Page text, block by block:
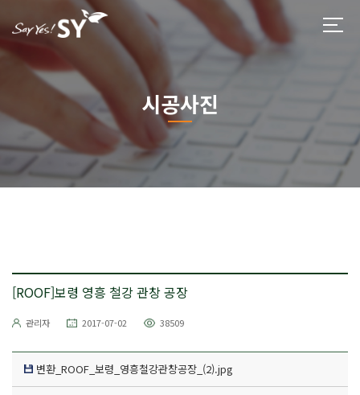
시공사진
[ROOF]보령 영흥 철강 관창 공장
관리자 2017-07-02 38509
변환_ROOF_보령_영흥철강관창공장_(2).jpg